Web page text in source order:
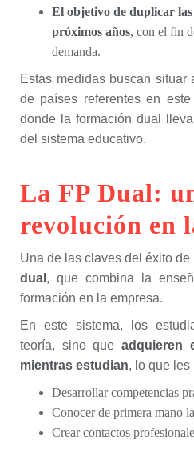
El objetivo de duplicar las
próximos años, con el fin
demanda.
Estas medidas buscan
de países referentes en
donde la formación dual
del sistema educativo.
La FP Dual:
revolución en
Una de las claves del éxito
dual , que combina la
formación en la empresa.
En este sistema, los
teoría, sino que adquieren
mientras estudian, lo que les
Desarrollar competencias
Conocer de primera mano
Crear contactos